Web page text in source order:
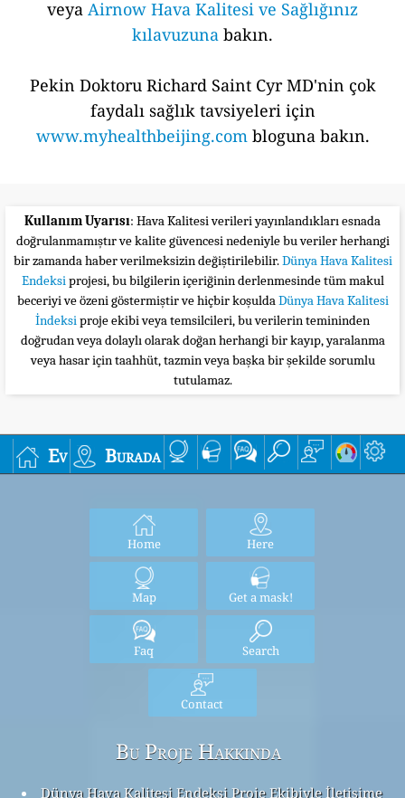
veya Airnow Hava Kalitesi ve Sağlığınız
kılavuzuna bakın.
Pekin Doktoru Richard Saint Cyr MD'nin çok
faydalı sağlık tavsiyeleri için
www.myhealthbeijing.combloguna bakın.
Kullanım Uyarısı: Hava Kalitesi verileri yayınlandıkları esnada
doğrulanmamıştır ve kalite güvencesi nedeniyle bu veriler herhangi
bir zamanda haber verilmeksizin değiştirilebilir.Dünya Hava Kalitesi
Endeksiprojesi, bu bilgilerin içeriğinin derlenmesinde tüm makul
beceriyi ve özeni göstermiştir ve hiçbir koşuldaDünya Hava Kalitesi
İndeksiproje ekibi veya temsilcileri, bu verilerin temininden
doğrudan veya dolaylı olarak doğan herhangi bir kayıp, yaralanma
veya hasar için taahhüt, tazmin veya başka bir şekilde sorumlu
tutulamaz.
Ev Burada
Home Here
Map Get a mask!
Faq Search
Contact
Bu Proje Hakkında
Dünya Hava Kalitesi Endeksi Proje Ekibiyle İletişime